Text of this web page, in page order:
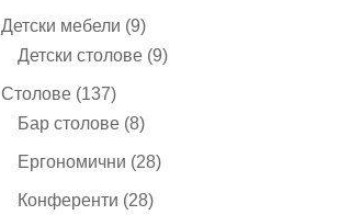
Детски мебели 99
продукта
Детски столове 99
Столове 137137
продукта
Бар столове 88
продукта
Ергономични 2828
Конференти 2828